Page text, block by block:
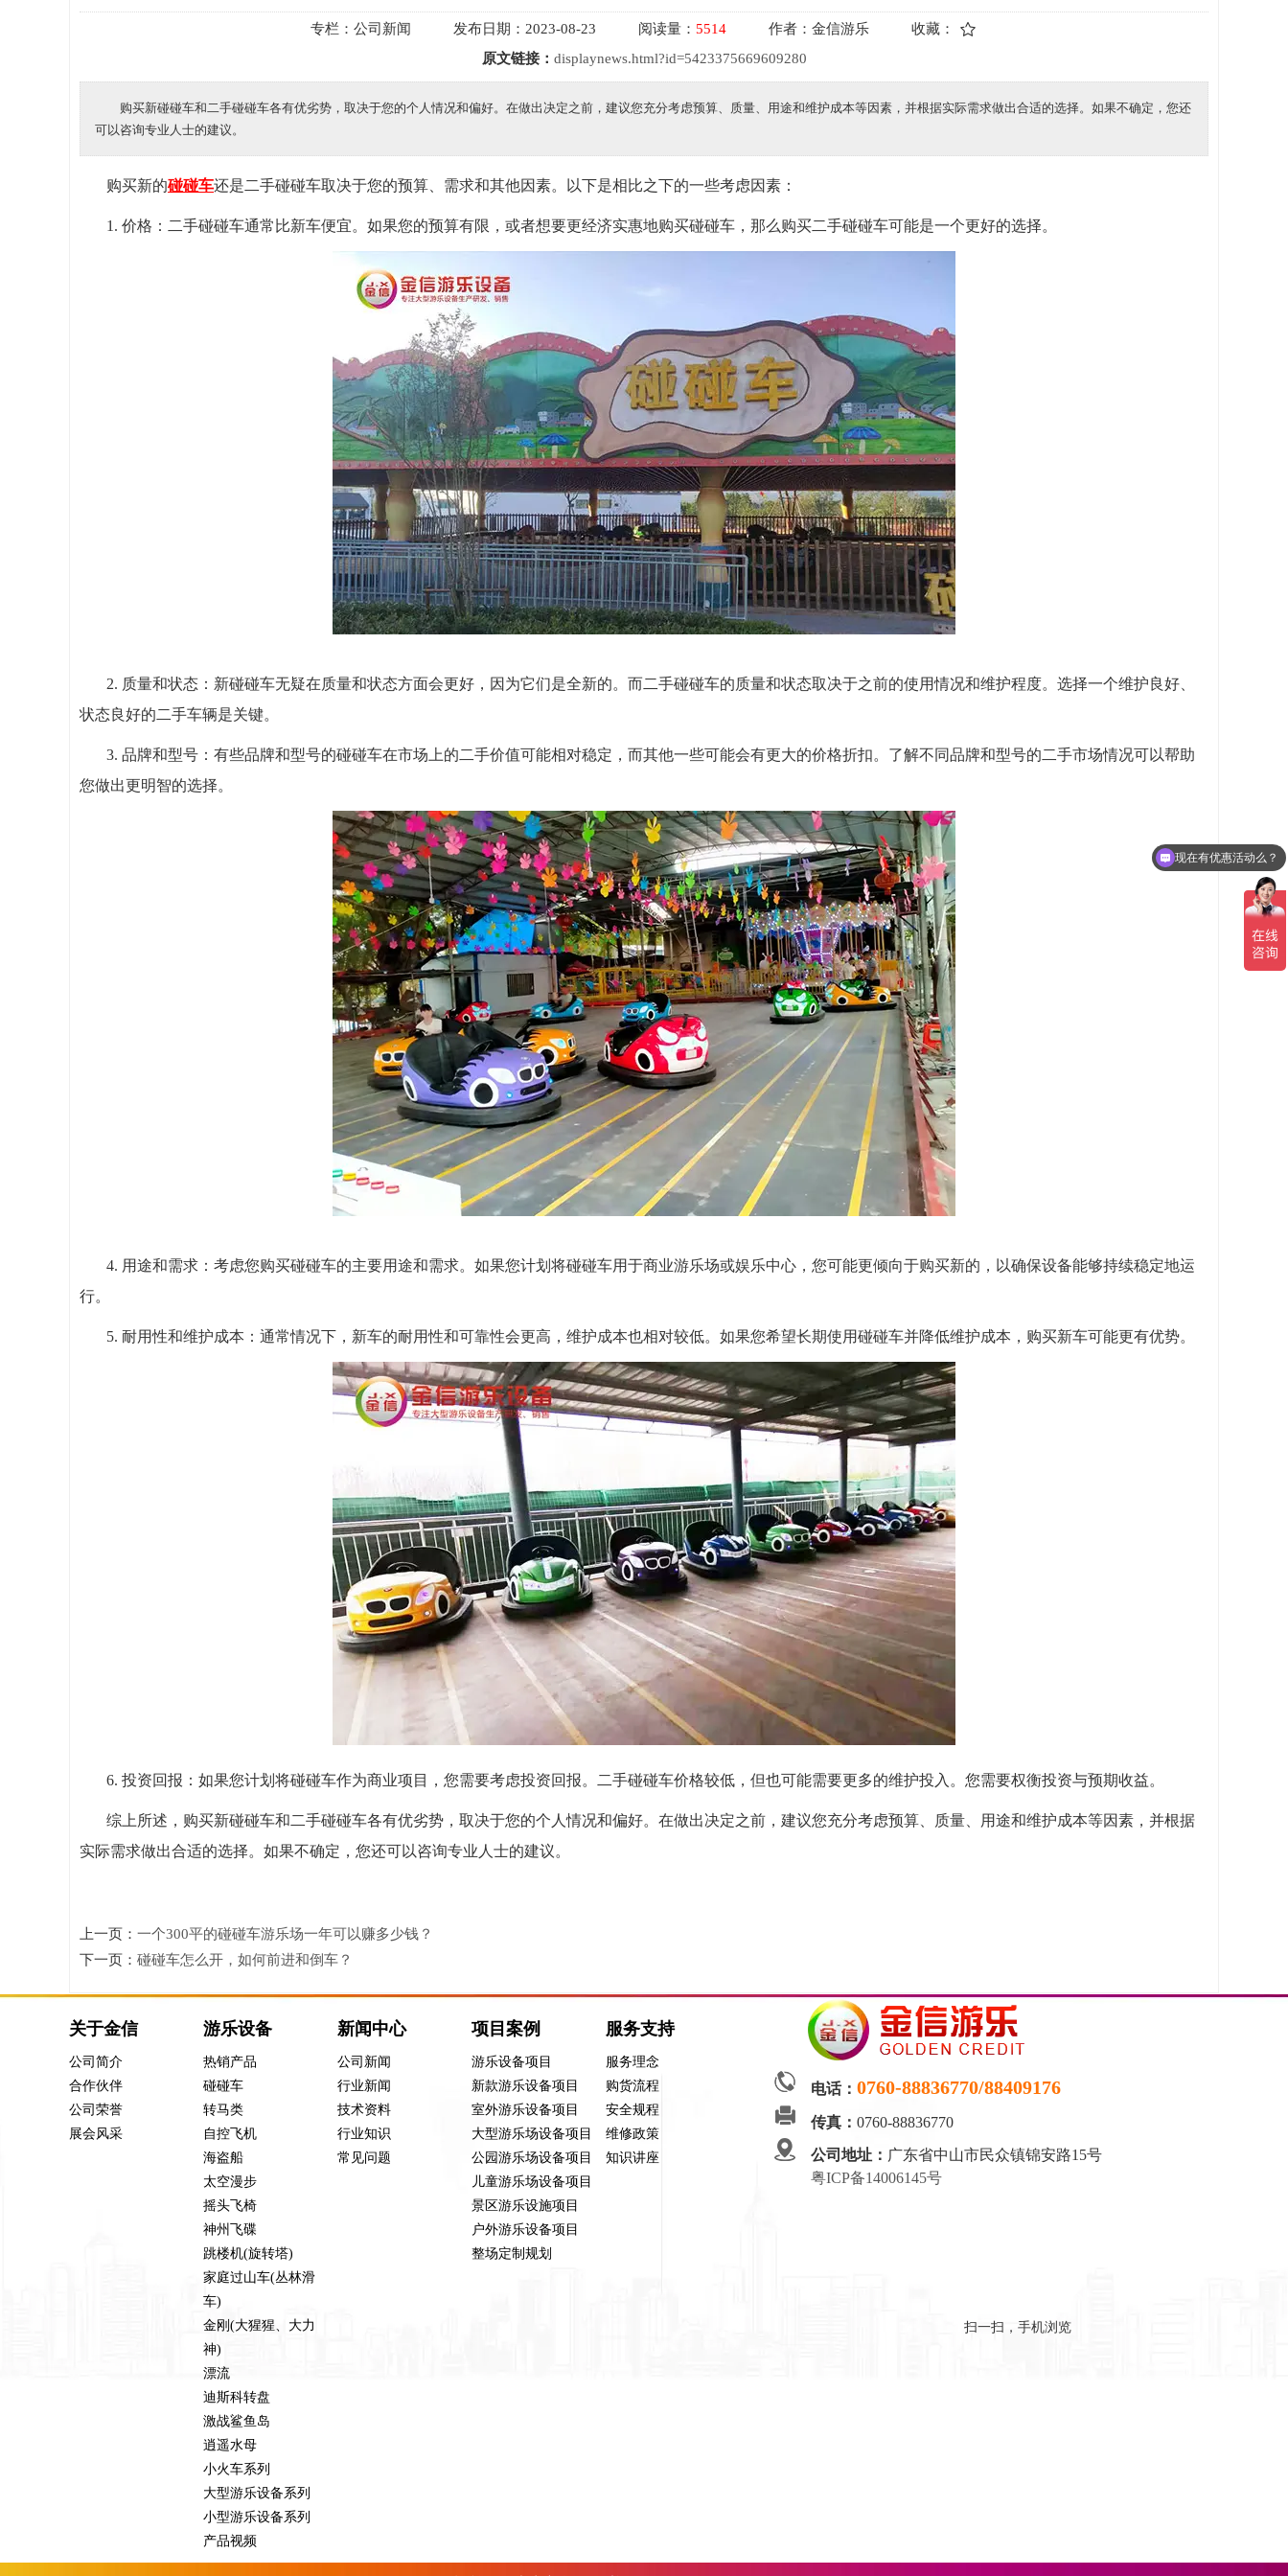
专栏： 公司新闻 发布日期： 2023-08-23 阅读量： 5514 作者： 金信游乐
收藏：
原文链接： displaynews.html?id=5423375669609280
购买新碰碰车和二手碰碰车各有优劣势，取决于您的个人情况和偏好。在做出决定之前，建议您充分考虑预算、质量、用途和维护成本等因素，并根据实际需求做出合适的选择。如果不确定，您还
可以咨询专业人士的建议。
购买新的碰碰车还是二手碰碰车取决于您的预算、需求和其他因素。以下是相比之下的一些考虑因素：
1. 价格：二手碰碰车通常比新车便宜。如果您的预算有限，或者想要更经济实惠地购买碰碰车，那么购买二手碰碰车可能是一个更好的选择。
2. 质量和状态：新碰碰车无疑在质量和状态方面会更好，因为它们是全新的。而二手碰碰车的质量和状态取决于之前的使用情况和维护程度。选择一个维护良好、
状态良好的二手车辆是关键。
3. 品牌和型号：有些品牌和型号的碰碰车在市场上的二手价值可能相对稳定，而其他一些可能会有更大的价格折扣。了解不同品牌和型号的二手市场情况可以帮助
您做出更明智的选择。
4. 用途和需求：考虑您购买碰碰车的主要用途和需求。如果您计划将碰碰车用于商业游乐场或娱乐中心，您可能更倾向于购买新的，以确保设备能够持续稳定地运
行。
5. 耐用性和维护成本：通常情况下，新车的耐用性和可靠性会更高，维护成本也相对较低。如果您希望长期使用碰碰车并降低维护成本，购买新车可能更有优势。
6. 投资回报：如果您计划将碰碰车作为商业项目，您需要考虑投资回报。二手碰碰车价格较低，但也可能需要更多的维护投入。您需要权衡投资与预期收益。
综上所述，购买新碰碰车和二手碰碰车各有优劣势，取决于您的个人情况和偏好。在做出决定之前，建议您充分考虑预算、质量、用途和维护成本等因素，并根据
实际需求做出合适的选择。如果不确定，您还可以咨询专业人士的建议。
上一页： 一个300平的碰碰车游乐场一年可以赚多少钱？
下一页： 碰碰车怎么开，如何前进和倒车？
电话： 0760-88836770/88409176
传真： 0760-88836770
公司地址： 广东省中山市民众镇锦安路15号
粤ICP备14006145号
扫一扫，手机浏览
关于金信
公司简介
合作伙伴
公司荣誉
展会风采
游乐设备
热销产品
碰碰车
转马类
自控飞机
海盗船
太空漫步
摇头飞椅
神州飞碟
跳楼机(旋转塔)
家庭过山车(丛林滑
车)
金刚(大猩猩、大力
神)
漂流
迪斯科转盘
激战鲨鱼岛
逍遥水母
小火车系列
大型游乐设备系列
小型游乐设备系列
产品视频
新闻中心
公司新闻
行业新闻
技术资料
行业知识
常见问题
项目案例
游乐设备项目
新款游乐设备项目
室外游乐设备项目
大型游乐场设备项目
公园游乐场设备项目
儿童游乐场设备项目
景区游乐设施项目
户外游乐设备项目
整场定制规划
服务支持
服务理念
购货流程
安全规程
维修政策
知识讲座
公司地址在哪里？